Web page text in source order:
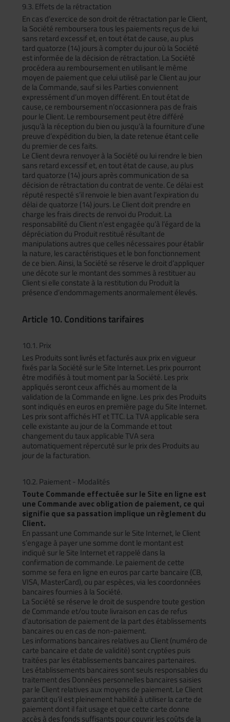
9.3. Effets de la rétractation
En cas d’exercice de son droit de rétractation par le Client,
la Société remboursera tous les paiements reçus de lui
sans retard excessif et, en tout état de cause, au plus
tard quatorze (14) jours à compter du jour où la Société
est informée de la décision de rétractation. La Société
procédera au remboursement en utilisant le même
moyen de paiement que celui utilisé par le Client au jour
de la Commande, sauf si les Parties conviennent
expressément d’un moyen différent. En tout état de
cause, ce remboursement n’occasionnera pas de frais
pour le Client. Le remboursement peut être différé
jusqu’à la réception du bien ou jusqu’à la fourniture d’une
preuve d’expédition du bien, la date retenue étant celle
du premier de ces faits.
Le Client devra renvoyer à la Société ou lui rendre le bien
sans retard excessif et, en tout état de cause, au plus
tard quatorze (14) jours après communication de sa
décision de rétractation du contrat de vente. Ce délai est
réputé respecté s’il renvoie le bien avant l’expiration du
délai de quatorze (14) jours. Le Client doit prendre en
charge les frais directs de renvoi du Produit. La
responsabilité du Client n’est engagée qu’à l’égard de la
dépréciation du Produit restitué résultant de
manipulations autres que celles nécessaires pour établir
la nature, les caractéristiques et le bon fonctionnement
de ce bien. Ainsi, la Société se réserve le droit d’appliquer
une décote sur le montant des sommes à restituer au
Client si elle constate à la restitution du Produit la
présence d’endommagements anormalement élevés.
Article 10. Conditions tarifaires
10.1. Prix
Les Produits sont livrés et facturés aux prix en vigueur
fixés par la Société sur le Site Internet. Les prix pourront
être modifiés à tout moment par la Société. Les prix
appliqués seront ceux affichés au moment de la
validation de la Commande en ligne. Les prix des Produits
sont indiqués en euros en première page du Site Internet.
Les prix sont affichés HT et TTC. La TVA applicable sera
celle existante au jour de la Commande et tout
changement du taux applicable TVA sera
automatiquement répercuté sur le prix des Produits au
jour de la facturation.
10.2. Paiement - Modalités
Toute Commande effectuée sur le Site en ligne est
une Commande avec obligation de paiement, ce qui
signifie que sa passation implique un règlement du
Client.
En passant une Commande sur le Site Internet, le Client
s’engage à payer une somme dont le montant est
indiqué sur le Site Internet et rappelé dans la
confirmation de commande. Le paiement de cette
somme se fera en ligne en euros par carte bancaire (CB,
VISA, MasterCard), ou par espèces, via les coordonnées
bancaires fournies à la Société.
La Société se réserve le droit de suspendre toute gestion
de Commande et/ou toute livraison en cas de refus
d’autorisation de paiement de la part des établissements
bancaires ou en cas de non-paiement.
Les informations bancaires relatives au Client (numéro de
carte bancaire et date de validité) sont cryptées puis
traitées par les établissements bancaires partenaires.
Les établissements bancaires sont seuls responsables du
traitement des Données personnelles bancaires saisies
par le Client relatives aux moyens de paiement. Le Client
garantit qu’il est pleinement habilité à utiliser la carte de
paiement dont il fait usage et que cette carte donne
accès à des fonds suffisants pour couvrir les coûts de la